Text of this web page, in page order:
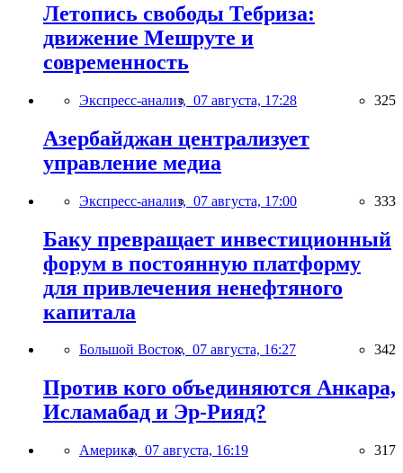
Летопись свободы Тебриза:
движение Мешруте и
современность
Экспресс-анализ, 07 августа, 17:28 325
Азербайджан централизует
управление медиа
Экспресс-анализ, 07 августа, 17:00 333
Баку превращает инвестиционный
форум в постоянную платформу
для привлечения ненефтяного
капитала
Большой Восток, 07 августа, 16:27 342
Против кого объединяются Анкара,
Исламабад и Эр-Рияд?
Америка, 07 августа, 16:19 317